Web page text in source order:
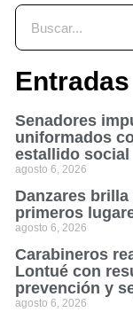
Senadores
uniformados
estallido social
agosto 6, 2026
Danzares
primeros
agosto 6, 2026
Carabineros
Lontué con
prevención y
agosto 6, 2026